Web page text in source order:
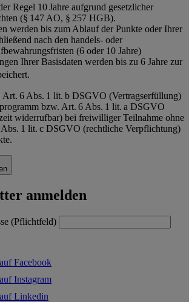
Regel 10 Jahre aufgrund gesetzlicher
(§ 147 AO, § 257 HGB).
werden bis zum Ablauf der Punkte oder Ihrer
nach den handels- oder
(6 oder 10 Jahre)
Ihrer Basisdaten werden bis zu 6 Jahre zur
Art. 6 Abs. 1 lit. b DSGVO (Vertragserfüllung)
bzw. Art. 6 Abs. 1 lit. a DSGVO
widerrufbar) bei freiwilliger Teilnahme ohne
1 lit. c DSGVO (rechtliche Verpflichtung)
anmelden
(Pflichtfeld)
Facebook
Instagram
Linkedin